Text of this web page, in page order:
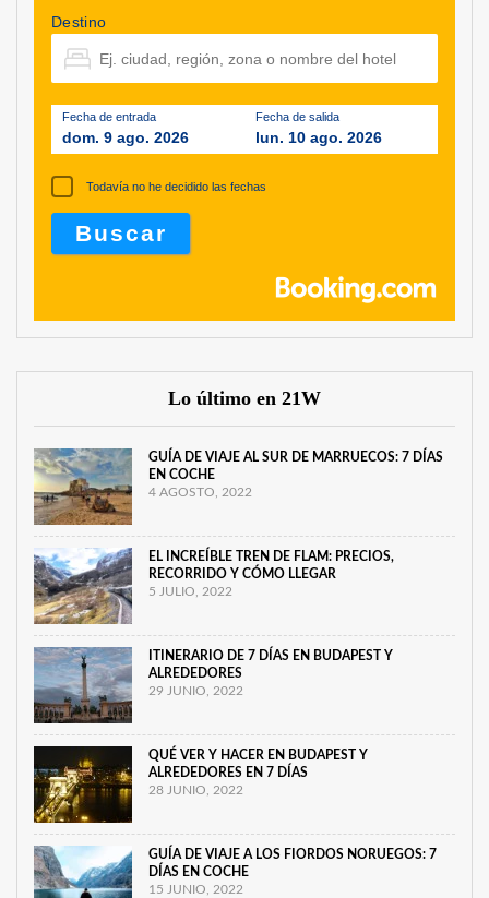
Destino
Fecha de entrada
dom. 9 ago. 2026
Fecha de salida
lun. 10 ago. 2026
Todavía no he decidido las fechas
Lo último en 21W
GUÍA DE VIAJE AL SUR DE MARRUECOS: 7 DÍAS
EN COCHE
4 AGOSTO, 2022
EL INCREÍBLE TREN DE FLAM: PRECIOS,
RECORRIDO Y CÓMO LLEGAR
5 JULIO, 2022
ITINERARIO DE 7 DÍAS EN BUDAPEST Y
ALREDEDORES
29 JUNIO, 2022
QUÉ VER Y HACER EN BUDAPEST Y
ALREDEDORES EN 7 DÍAS
28 JUNIO, 2022
GUÍA DE VIAJE A LOS FIORDOS NORUEGOS: 7
DÍAS EN COCHE
15 JUNIO, 2022